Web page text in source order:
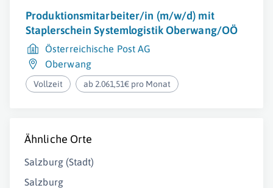
Produktionsmitarbeiter/in (m/w/d) mit
Staplerschein Systemlogistik Oberwang/OÖ
Österreichische Post AG
Oberwang
Vollzeit ab 2.061,51€ pro Monat
Ähnliche Orte
Salzburg (Stadt)
Salzburg